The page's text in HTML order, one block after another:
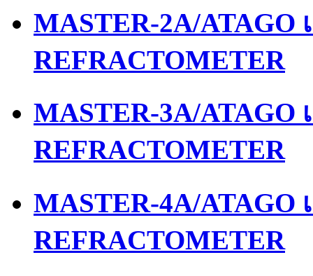
MASTER-2A/ATAGO
REFRACTOMETER
MASTER-3A/ATAGO
REFRACTOMETER
MASTER-4A/ATAGO
REFRACTOMETER